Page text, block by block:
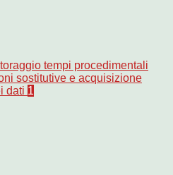
tempi procedimentali
sostitutive e acquisizione
dati 1